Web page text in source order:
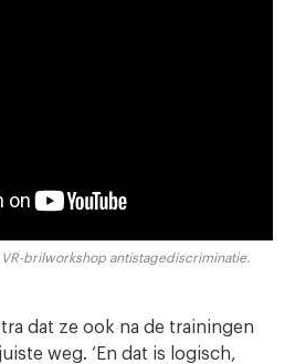
brilworkshop antistagediscriminatie.
dat ze ook na de trainingen
weg. ‘En dat is logisch,